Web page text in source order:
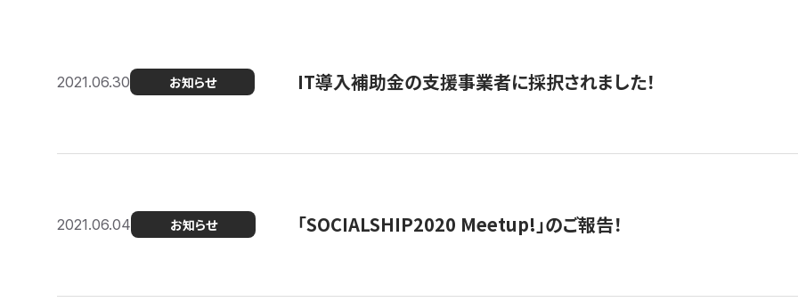
2021.06.30 お知らせ IT導入補助金の支援事業者に採択されました！
2021.06.04 お知らせ 「SOCIALSHIP2020 Meetup!」のご報告！